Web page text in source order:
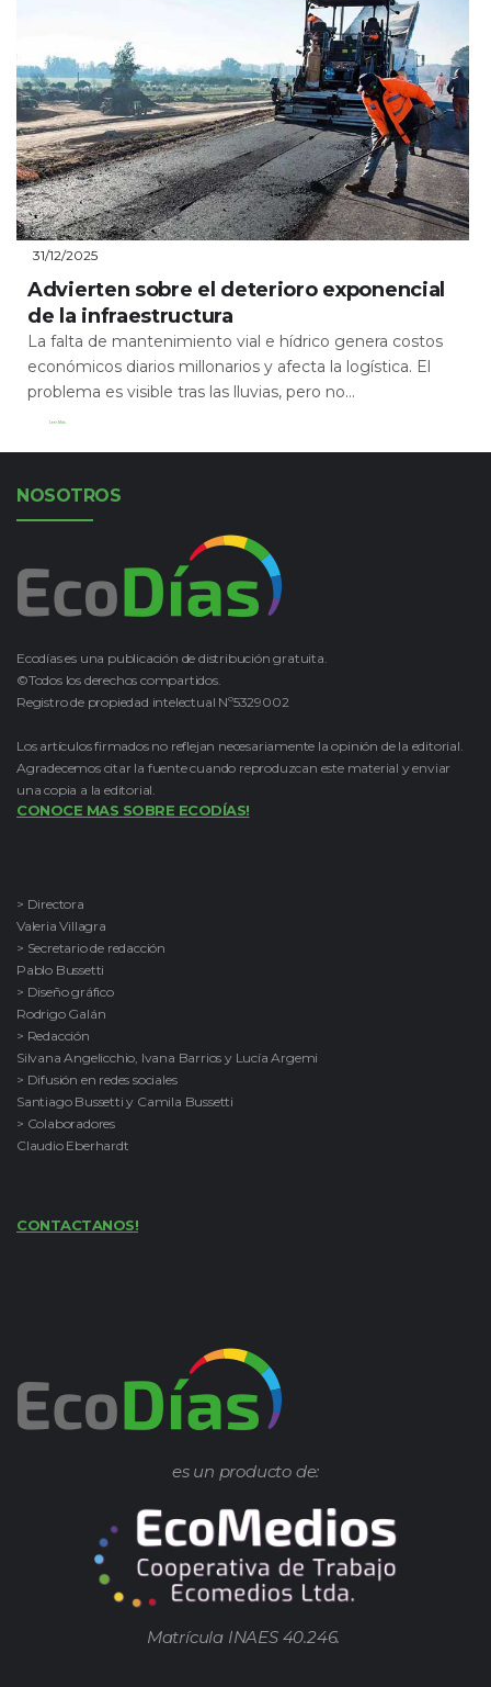
31/12/2025
Advierten sobre el deterioro exponencial
de la infraestructura
La falta de mantenimiento vial e hídrico genera costos
económicos diarios millonarios y afecta la logística. El
problema es visible tras las lluvias, pero no...
Leer Más
NOSOTROS
Ecodías es una publicación de distribución gratuita.
©Todos los derechos compartidos.
Registro de propiedad intelectual Nº5329002
Los artículos firmados no reflejan necesariamente la opinión de la editorial.
Agradecemos citar la fuente cuando reproduzcan este material y enviar
una copia a la editorial.
CONOCE MAS SOBRE ECODÍAS!
> Directora
Valeria Villagra
> Secretario de redacción
Pablo Bussetti
> Diseño gráfico
Rodrigo Galán
> Redacción
Silvana Angelicchio, Ivana Barrios y Lucía Argemi
> Difusión en redes sociales
Santiago Bussetti y Camila Bussetti
> Colaboradores
Claudio Eberhardt
CONTACTANOS!
es un producto de:
Matrícula INAES 40.246.